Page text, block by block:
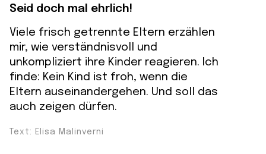
Seid doch mal ehrlich!
Viele frisch getrennte Eltern erzählen
mir, wie verständnisvoll und
unkompliziert ihre Kinder reagieren. Ich
finde: Kein Kind ist froh, wenn die
Eltern auseinandergehen. Und soll das
auch zeigen dürfen.
Text: Elisa Malinverni